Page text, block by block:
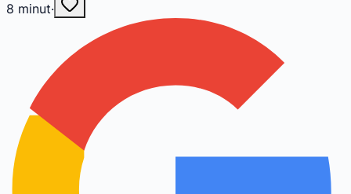
8 minut·